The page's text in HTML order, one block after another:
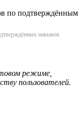
навыков
режиме,
пользователей.